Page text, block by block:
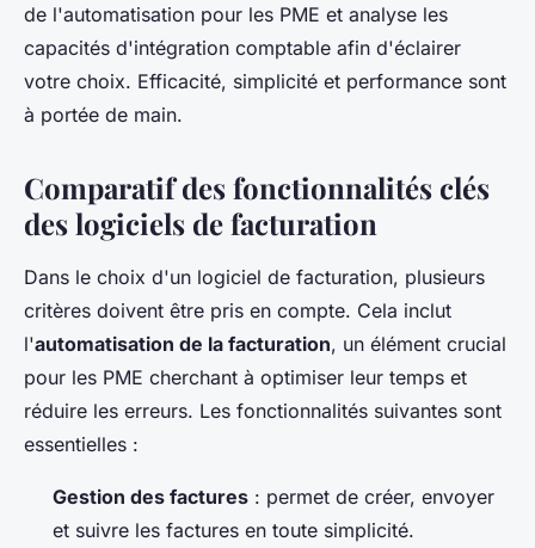
de l'automatisation pour les PME et analyse les
capacités d'intégration comptable afin d'éclairer
votre choix. Efficacité, simplicité et performance sont
à portée de main.
Comparatif des fonctionnalités clés
des logiciels de facturation
Dans le choix d'un logiciel de facturation, plusieurs
critères doivent être pris en compte. Cela inclut
l'automatisation de la facturation, un élément crucial
pour les PME cherchant à optimiser leur temps et
réduire les erreurs. Les fonctionnalités suivantes sont
essentielles :
Gestion des factures : permet de créer, envoyer
et suivre les factures en toute simplicité.